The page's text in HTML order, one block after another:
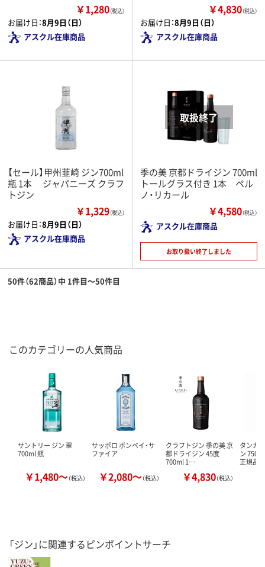
￥1,280（税込）
お届け日：8月9日（日）
アスクル在庫商品
￥4,830（税込）
お届け日：8月9日（日）
アスクル在庫商品
【セール】甲州韮崎 ジン700ml
瓶 1本 ジャパニーズ クラフ
トジン
￥1,329（税込）
お届け日：8月9日（日）
アスクル在庫商品
季の美 京都ドライジン 700ml
トールグラス付き 1本 ペル
ノ・リカール
￥4,580（税込）
アスクル在庫商品
お取り扱い終了しました
50件（62商品）中 1件目～50件目
このカテゴリーの人気商品
サントリー ジン 翠
700ml 瓶
￥1,480～（税込）
サッポロ ボンベイ・サ
ファイア
￥2,080～（税込）
クラフトジン 季の美 京
都ドライジン 45度
700ml 1…
￥4,830（税込）
タンカ
ン
正規品
「ジン」に関連するピンポイントサーチ